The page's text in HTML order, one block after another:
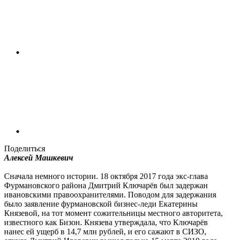
Поделиться
Алексей Машкевич
Сначала немного истории. 18 октября 2017 года экс-глава
Фурмановского района Дмитрий Ключарёв был задержан
ивановскими правоохранителями. Поводом для задержания
было заявление фурмановской бизнес-леди Екатерины
Князевой, на тот момент сожительницы местного авторитета,
известного как Бизон. Князева утверждала, что Ключарёв
нанес ей ущерб в 14,7 млн рублей, и его сажают в СИЗО,